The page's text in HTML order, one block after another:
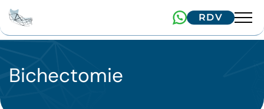
RDV
Équipe
Dr. Arnaud
Expertises
Bichectomie